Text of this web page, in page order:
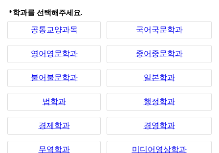
*학과를 선택해주세요.
공통교양과목 국어국문학과
영어영문학과 중어중문학과
불어불문학과 일본학과
법학과 행정학과
경제학과 경영학과
무역학과 미디어영상학과